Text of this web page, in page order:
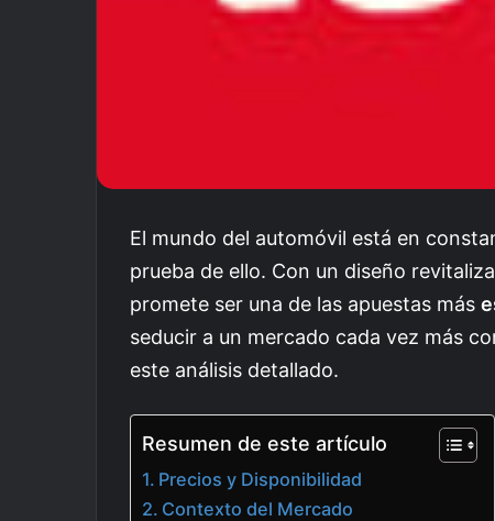
El mundo del automóvil está en
prueba de ello. Con un diseño
promete ser una de las apuestas más
seducir a un mercado cada vez más
este análisis detallado.
Resumen de este artículo
Precios y Disponibilidad
Contexto del Mercado